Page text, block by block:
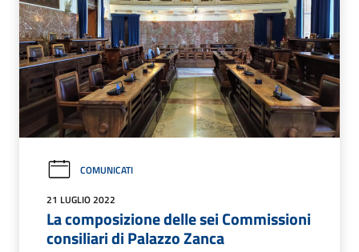
COMUNICATI
21 LUGLIO 2022
La composizione delle sei Commissioni
consiliari di Palazzo Zanca